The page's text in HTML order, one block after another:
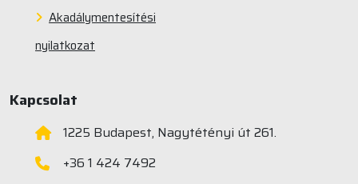
Akadálymentesítési
nyilatkozat
Kapcsolat
1225 Budapest, Nagytétényi út 261.
+36 1 424 7492